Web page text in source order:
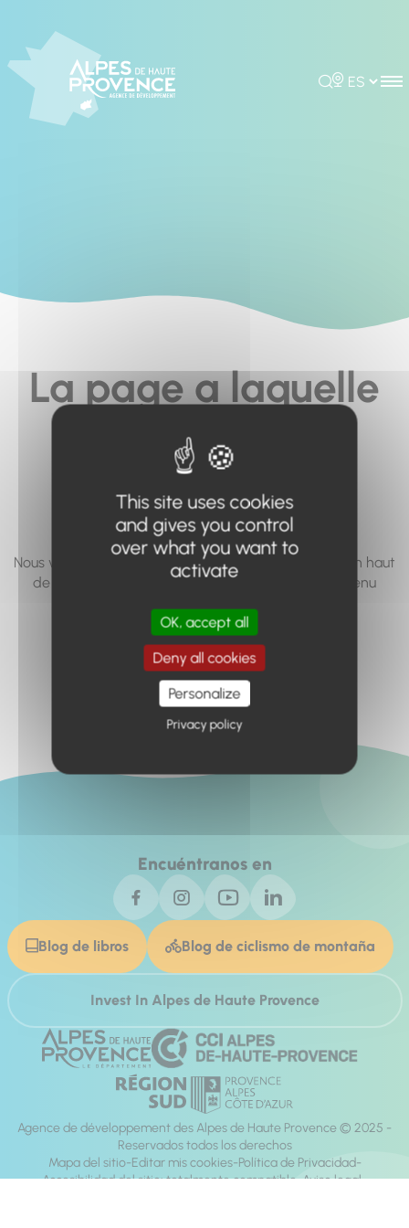
Rechercher
Choisir la
La page a laquelle
vous cherchez à
accéder n'existe
pas... ou plus.
Nous vous invitons à utiliser le moteur de recherche en haut
de page, ou à utiliser le menu pour trouver le contenu
Retour à l'accueil
Encuéntranos en
Blog de libros Blog de ciclismo de montaña
Invest In Alpes de Haute Provence
Agence de développement des Alpes de Haute Provence © 2025 -
Reservados todos los derechos
Mapa del sitio Editar mis cookies Política de Privacidad
Accesibilidad del sitio: totalmente compatible Aviso legal
This site uses cookies
and gives you control
over what you want to
activate
OK, accept all
Deny all cookies
Personalize
Privacy policy